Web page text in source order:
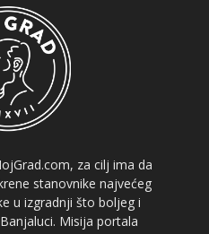
za cilj ima da
stanovnike najvećeg
u izgradnji što boljeg i
Misija portala